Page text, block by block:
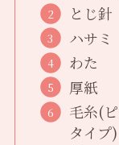
とじ針
ハサミ
わた
厚紙
毛糸(
タイプ)